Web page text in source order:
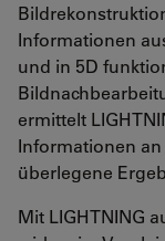
Informationen
und in 5D
ermittelt
Informationen
überlegene
Mit LIGHTNING